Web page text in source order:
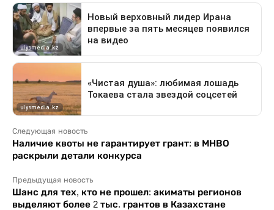
Следующая новость
Наличие квоты не гарантирует грант: в МНВО
раскрыли детали конкурса
Предыдущая новость
Шанс для тех, кто не прошел: акиматы регионов
выделяют более 2 тыс. грантов в Казахстане